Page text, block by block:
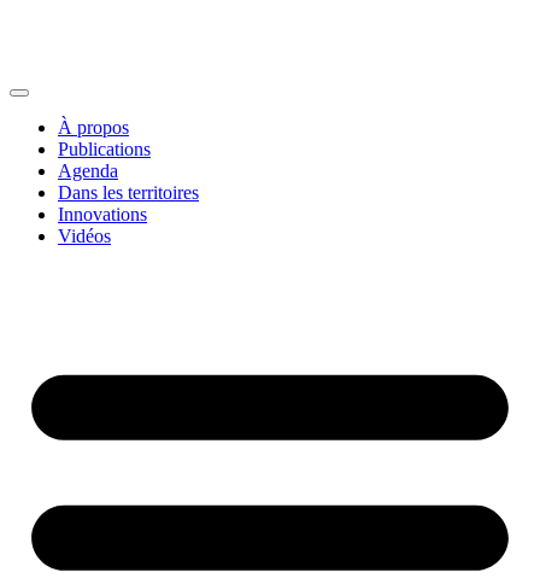
À propos
Publications
Agenda
Dans les territoires
Innovations
Vidéos